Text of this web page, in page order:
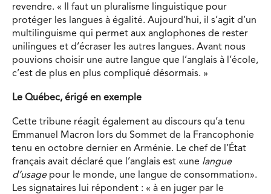
revendre. « Il faut un pluralisme linguistique pour
protéger les langues à égalité. Aujourd’hui, il s’agit d’un
multilinguisme qui permet aux anglophones de rester
unilingues et d’écraser les autres langues. Avant nous
pouvions choisir une autre langue que l’anglais à l’école,
c’est de plus en plus compliqué désormais. »
Le Québec, érigé en exemple
Cette tribune réagit également au discours qu’a tenu
Emmanuel Macron lors du Sommet de la Francophonie
tenu en octobre dernier en Arménie. Le chef de l’État
français avait déclaré que l’anglais est «une langue
d’usage pour le monde, une langue de consommation».
Les signataires lui répondent : « à en juger par le